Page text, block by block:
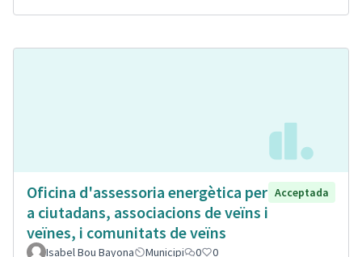
Oficina d'assessoria energètica per
a ciutadans, associacions de veïns i
veïnes, i comunitats de veïns
Acceptada
Isabel Bou Bayona Municipi 0 0